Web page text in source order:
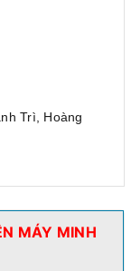
Trì, Hoàng
MÁY MINH